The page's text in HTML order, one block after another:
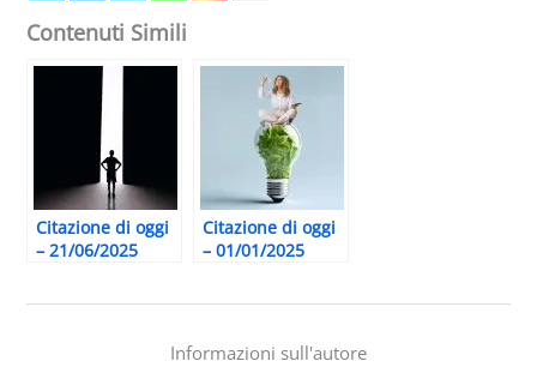
Contenuti Simili
Citazione di oggi
– 21/06/2025
Citazione di oggi
– 01/01/2025
Informazioni sull'autore